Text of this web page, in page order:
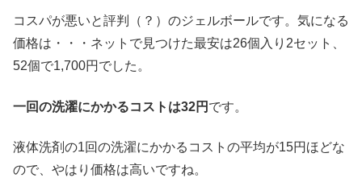
コスパが悪いと評判（？）のジェルボールです。気になる
価格は・・・ネットで見つけた最安は26個入り2セット、
52個で1,700円でした。
一回の洗濯にかかるコストは32円 です。
液体洗剤の1回の洗濯にかかるコストの平均が15円ほどな
ので、やはり価格は高いですね。